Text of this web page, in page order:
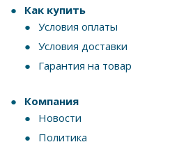
Как купить
Условия оплаты
Условия доставки
Гарантия на товар
Компания
Новости
Политика